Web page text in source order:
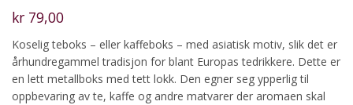
kr 79,00
Koselig teboks – eller kaffeboks – med asiatisk motiv, slik det er
århundregammel tradisjon for blant Europas tedrikkere. Dette er
en lett metallboks med tett lokk. Den egner seg ypperlig til
oppbevaring av te, kaffe og andre matvarer der aromaen skal